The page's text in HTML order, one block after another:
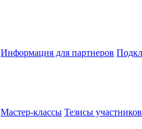
Информация для партнеров
Мастер-классы Тезисы